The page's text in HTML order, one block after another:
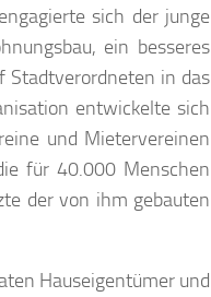
sich der junge
ein besseres
Stadtverordneten in das
entwickelte sich
und Mietervereinen
für 40.000 Menschen
der von ihm gebauten
Hauseigentümer und